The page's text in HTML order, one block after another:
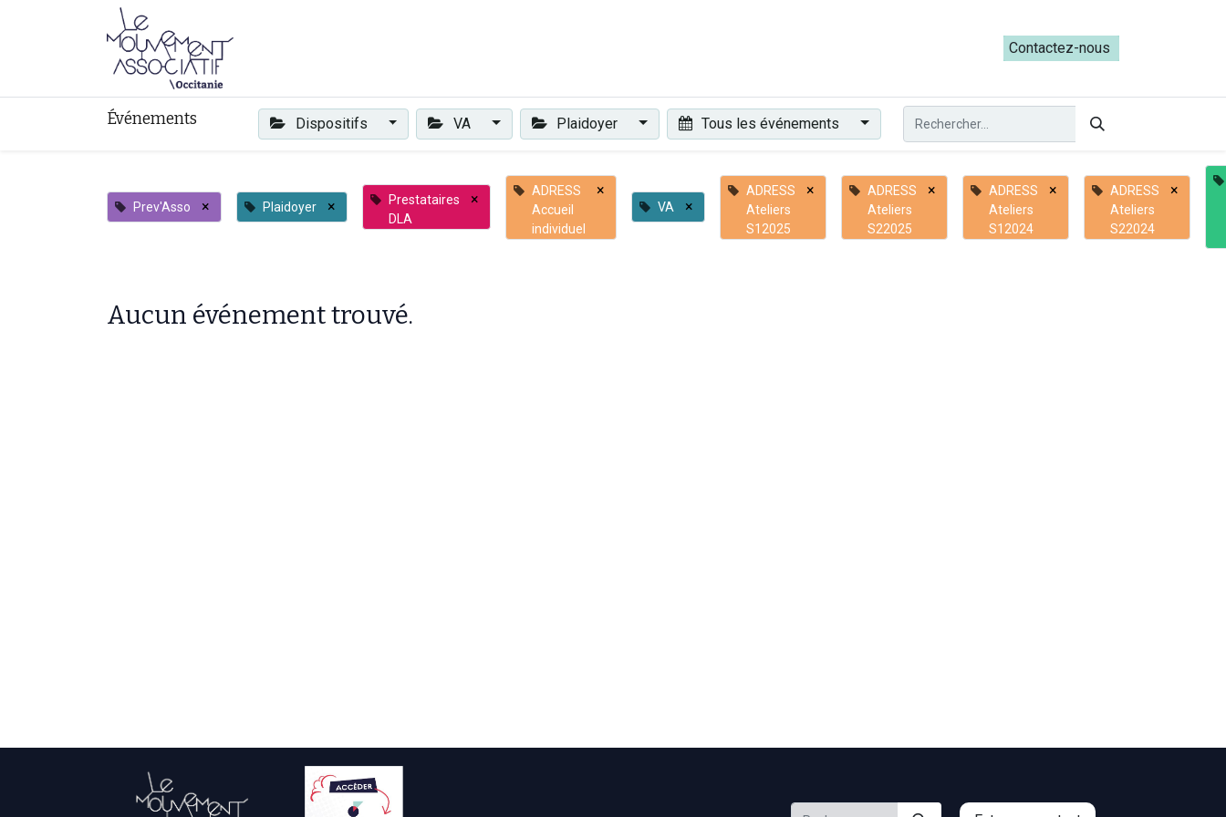
Les ateliers du Parcours ADRESS [mai-juin 2026]
Contactez-nous​​
Événements Dispositifs VA Plaidoyer Tous les événements
Prev'Asso × Plaidoyer ×
Prestataires
DLA
×
ADRESS
Accueil
individuel
×
VA ×
ADRESS
Ateliers
S12025
×
ADRESS
Ateliers
S22025
×
ADRESS
Ateliers
S12024
×
ADRESS
Ateliers
S22024
×
Aucun événement trouvé.